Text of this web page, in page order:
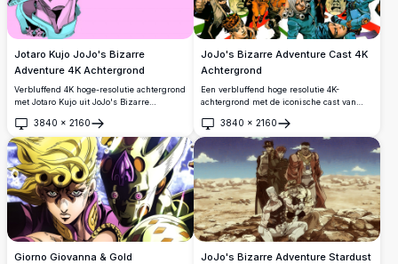
Jotaro Kujo JoJo's Bizarre
Adventure 4K Achtergrond
Verbluffend 4K hoge-resolutie achtergrond
met Jotaro Kujo uit JoJo's Bizarre
roze en blauwgroen kleurenpalet.
Iconische anime-kunststijl met
gedetailleerd lijnwerk op een vloeiende
verloopachtergrond.
3840 × 2160
Openen
JoJo's Bizarre Adventure Cast 4K
Achtergrond
Een verbluffend hoge resolutie 4K-
achtergrond met de iconische cast van
worden weergegeven in dynamische poses
tegen een opvallende achtergrond in rood,
wit en groen geïnspireerd door de
Italiaanse vlag, waarmee de unieke
kunststijl van de serie wordt
gepresenteerd.
3840 × 2160
Openen
Giorno Giovanna & Gold
JoJo's Bizarre Adventure Stardust